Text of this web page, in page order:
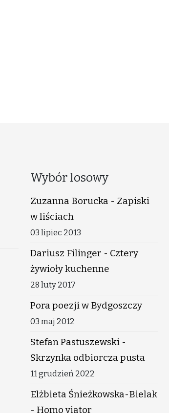
Wybór losowy
Zuzanna Borucka - Zapiski
w liściach
03 lipiec 2013
Dariusz Filinger - Cztery
żywioły kuchenne
28 luty 2017
Pora poezji w Bydgoszczy
03 maj 2012
Stefan Pastuszewski -
Skrzynka odbiorcza pusta
11 grudzień 2022
Elżbieta Śnieżkowska-Bielak
- Homo viator